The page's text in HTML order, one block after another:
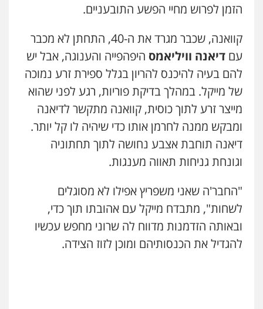
עו"ד אייל אוחיון
0523602602
עו"ד עינב יתח
פלילי פשיעה חמורה עורכי דין לענייני
אסירים צבאי
0546364651
עו"ד עמית שלף
עורכי דין לענייני
אסירים סמים
הזמן לפרוש מחיי הפשע התובעניים.
קוואנה, שכבר מגרד את ה-40, התחתן לא מכבר
עם דיאנה וויליאמס היפהפייה והענוגה, אבל יש
להם בעיה להיכנס להריון בגלל ספירת זרע נמוכה
של מייקל. במהלך בדיקת פוריות, רגע לפני שהוא
מייצר זרע לתוך כוסית, קוואנה מתקשר לדיאנה
ומבקש ממנה לחרמן אותו כדי שיהיה לו קל יותר.
דיאנה תוחבת אצבע נחושה לתוך תחתוניה
וגונחת גניחות תאווה מענגות.
"החבר'ה שאני משפריץ אפילו לא מסוגלים
לשחות", מתבדח מייקל עם אהובתו תוך כדי,
ובאותה הזדמנות מדווח לה שרוני מחפש עכשיו
להגדיל את הכנסותיהם ומוכן לזוז הצידה.